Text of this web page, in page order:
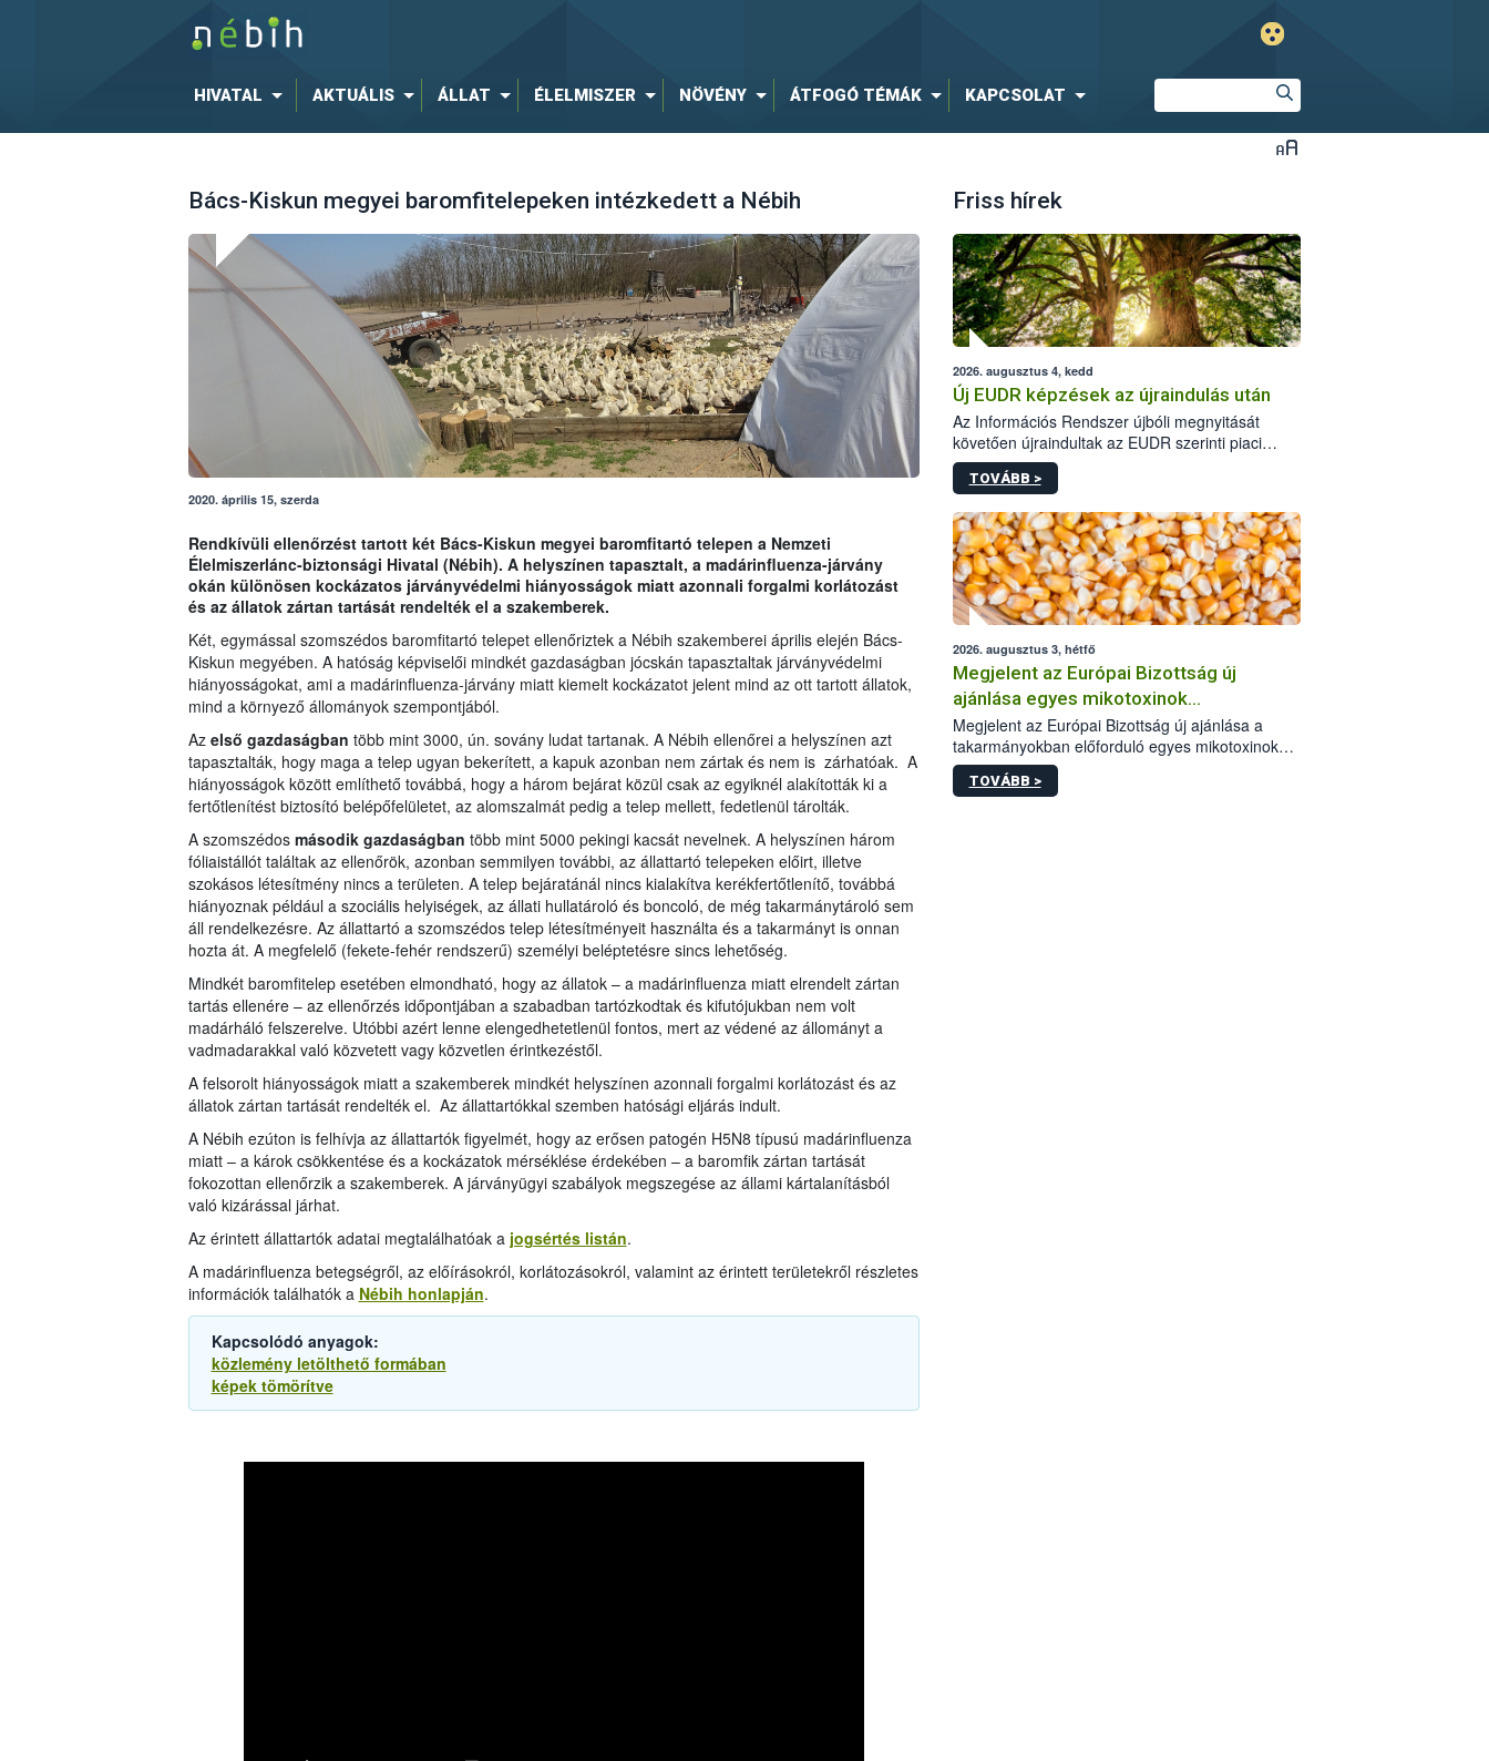
HIVATAL AKTUÁLIS ÁLLAT ÉLELMISZER NÖVÉNY ÁTFOGÓ TÉMÁK KAPCSOLAT
Bács-Kiskun megyei baromfitelepeken intézkedett a Nébih
2020. április 15, szerda
Rendkívüli ellenőrzést tartott két Bács-Kiskun megyei baromfitartó telepen a Nemzeti
Élelmiszerlánc-biztonsági Hivatal (Nébih). A helyszínen tapasztalt, a madárinfluenza-járvány
okán különösen kockázatos járványvédelmi hiányosságok miatt azonnali forgalmi korlátozást
és az állatok zártan tartását rendelték el a szakemberek.
Két, egymással szomszédos baromfitartó telepet ellenőriztek a Nébih szakemberei április elején Bács-
Kiskun megyében. A hatóság képviselői mindkét gazdaságban jócskán tapasztaltak járványvédelmi
hiányosságokat, ami a madárinfluenza-járvány miatt kiemelt kockázatot jelent mind az ott tartott állatok,
mind a környező állományok szempontjából.
Az első gazdaságban több mint 3000, ún. sovány ludat tartanak. A Nébih ellenőrei a helyszínen azt
tapasztalták, hogy maga a telep ugyan bekerített, a kapuk azonban nem zártak és nem is zárhatóak. A
hiányosságok között említhető továbbá, hogy a három bejárat közül csak az egyiknél alakították ki a
fertőtlenítést biztosító belépőfelületet, az alomszalmát pedig a telep mellett, fedetlenül tárolták.
A szomszédos második gazdaságban több mint 5000 pekingi kacsát nevelnek. A helyszínen három
fóliaistállót találtak az ellenőrök, azonban semmilyen további, az állattartó telepeken előirt, illetve
szokásos létesítmény nincs a területen. A telep bejáratánál nincs kialakítva kerékfertőtlenítő, továbbá
hiányoznak például a szociális helyiségek, az állati hullatároló és boncoló, de még takarmánytároló sem
áll rendelkezésre. Az állattartó a szomszédos telep létesítményeit használta és a takarmányt is onnan
hozta át. A megfelelő (fekete-fehér rendszerű) személyi beléptetésre sincs lehetőség.
Mindkét baromfitelep esetében elmondható, hogy az állatok – a madárinfluenza miatt elrendelt zártan
tartás ellenére – az ellenőrzés időpontjában a szabadban tartózkodtak és kifutójukban nem volt
madárháló felszerelve. Utóbbi azért lenne elengedhetetlenül fontos, mert az védené az állományt a
vadmadarakkal való közvetett vagy közvetlen érintkezéstől.
A felsorolt hiányosságok miatt a szakemberek mindkét helyszínen azonnali forgalmi korlátozást és az
állatok zártan tartását rendelték el. Az állattartókkal szemben hatósági eljárás indult.
A Nébih ezúton is felhívja az állattartók figyelmét, hogy az erősen patogén H5N8 típusú madárinfluenza
miatt – a károk csökkentése és a kockázatok mérséklése érdekében – a baromfik zártan tartását
fokozottan ellenőrzik a szakemberek. A járványügyi szabályok megszegése az állami kártalanításból
való kizárással járhat.
Az érintett állattartók adatai megtalálhatóak a jogsértés listán.
A madárinfluenza betegségről, az előírásokról, korlátozásokról, valamint az érintett területekről részletes
információk találhatók a Nébih honlapján.
Kapcsolódó anyagok:
közlemény letölthető formában
képek tömörítve
Friss hírek
2026. augusztus 4, kedd
Új EUDR képzések az újraindulás után
Az Információs Rendszer újbóli megnyitását
követően újraindultak az EUDR szerinti piaci
szereplőknek szóló online képzések.
TOVÁBB >
2026. augusztus 3, hétfő
Megjelent az Európai Bizottság új
ajánlása egyes mikotoxinok
takarmányokban való jelenlétéről
Megjelent az Európai Bizottság új ajánlása a
takarmányokban előforduló egyes mikotoxinokkal
kapcsolatban. A dokumentum 2027-től új
irányértékek alkalmazását írja elő, és a jelenleg
TOVÁBB >